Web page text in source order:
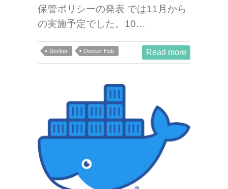
保管ポリシーの発表 では11月から
の実施予定でした。10…
Docker Docker Hub Read more